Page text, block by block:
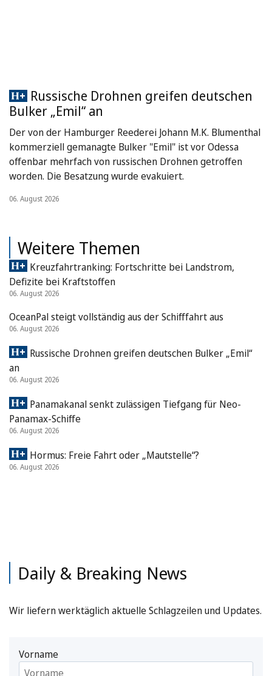
Russische Drohnen greifen deutschen
Bulker „Emil“ an
Der von der Hamburger Reederei Johann M.K. Blumenthal
kommerziell gemanagte Bulker "Emil" ist vor Odessa
offenbar mehrfach von russischen Drohnen getroffen
worden. Die Besatzung wurde evakuiert.
06. August 2026
Weitere Themen
Kreuzfahrtranking: Fortschritte bei Landstrom,
Defizite bei Kraftstoffen
06. August 2026
OceanPal steigt vollständig aus der Schifffahrt aus
06. August 2026
Russische Drohnen greifen deutschen Bulker „Emil“
an
06. August 2026
Panamakanal senkt zulässigen Tiefgang für Neo-
Panamax-Schiffe
06. August 2026
Hormus: Freie Fahrt oder „Mautstelle“?
06. August 2026
Daily & Breaking News
Wir liefern werktäglich aktuelle Schlagzeilen und Updates.
Vorname